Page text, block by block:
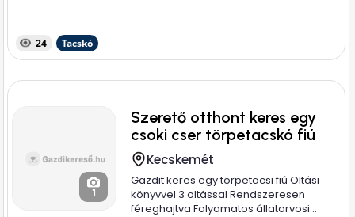
24 Tacskó
1
Szerető otthont keres egy
csoki cser törpetacskó fiú
Kecskemét
Gazdit keres egy törpetacsi fiú Oltási
könyvvel 3 oltással Rendszeresen
féreghajtva Folyamatos állatorvosi...